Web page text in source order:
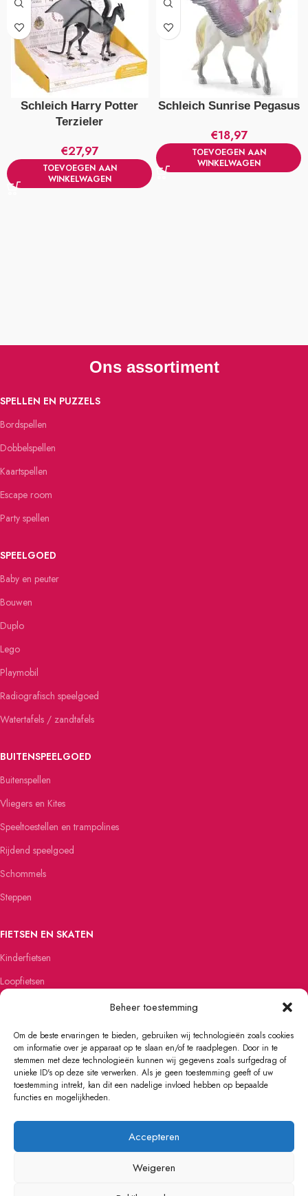
Beheer toestemming
Om de beste ervaringen te bieden, gebruiken wij technologieën zoals cookies
om informatie over je apparaat op te slaan en/of te raadplegen. Door in te
stemmen met deze technologieën kunnen wij gegevens zoals surfgedrag of
unieke ID's op deze site verwerken. Als je geen toestemming geeft of uw
toestemming intrekt, kan dit een nadelige invloed hebben op bepaalde
functies en mogelijkheden.
Accepteren
Weigeren
Schleich Harry Potter
Terzieler
€27,97
TOEVOEGEN AAN
WINKELWAGEN
Schleich Sunrise Pegasus
€18,97
TOEVOEGEN AAN
WINKELWAGEN
Ons assortiment
SPELLEN EN PUZZELS
Bordspellen
Dobbelspellen
Kaartspellen
Escape room
Party spellen
SPEELGOED
Baby en peuter
Bouwen
Duplo
Lego
Playmobil
Radiografisch speelgoed
Watertafels / zandtafels
BUITENSPEELGOED
Buitenspellen
Vliegers en Kites
Speeltoestellen en trampolines
Rijdend speelgoed
Schommels
Steppen
FIETSEN EN SKATEN
Kinderfietsen
Loopfietsen
ALGEMENE VOORWAARDENPRIVACYVERZENDINGKLACHTEN
CONTACTGARANTIERETOURBELEID